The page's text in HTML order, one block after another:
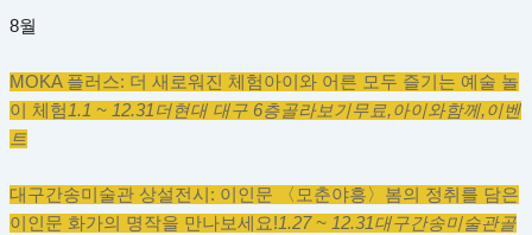
8월
MOKA 플러스: 더 새로워진 체험아이와 어른 모두 즐기는 예술 놀
이 체험 1.1 ~ 12.31더현대 대구 6층골라보기무료,아이와함께,이벤
트
대구간송미술관 상설전시: 이인문 〈모춘야흥〉 봄의 정취를 담은
이인문 화가의 명작을 만나보세요!1.27 ~ 12.31대구간송미술관골